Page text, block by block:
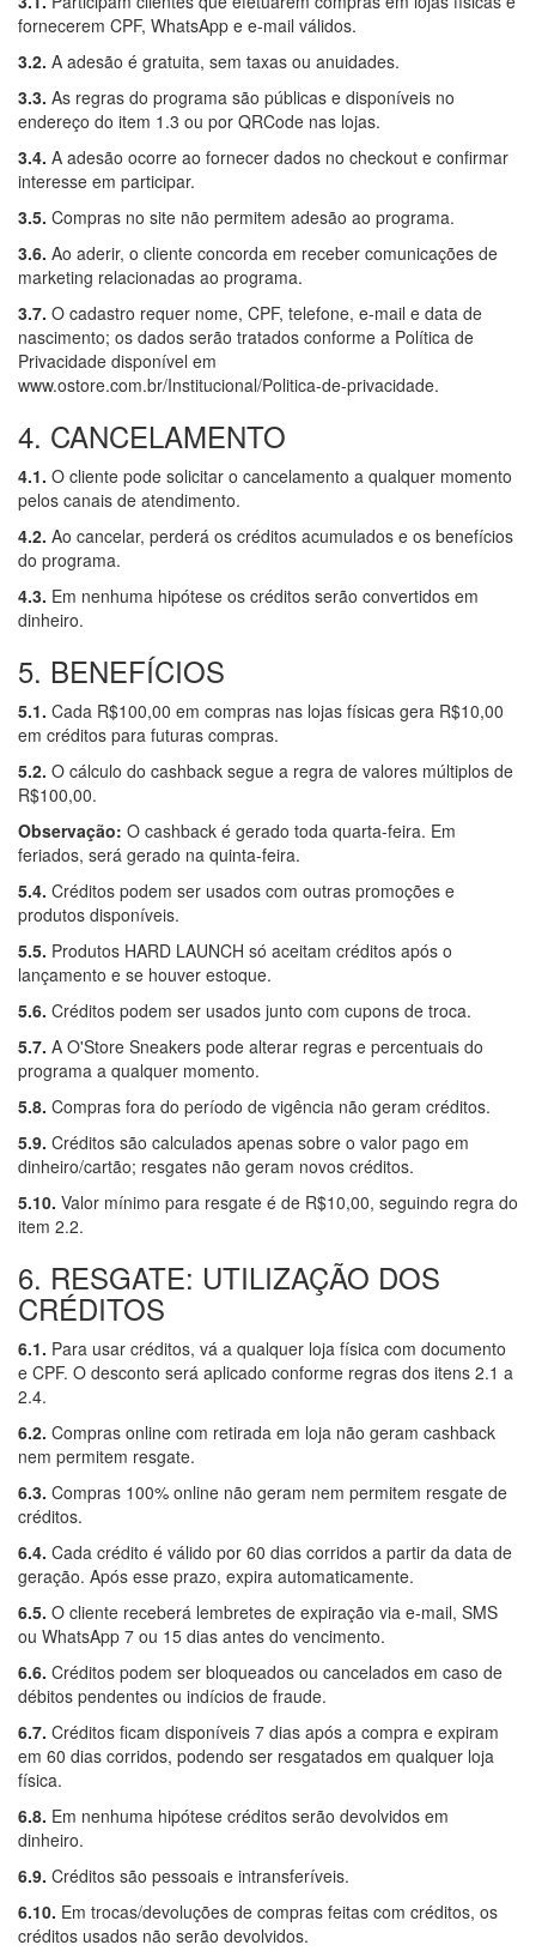
fornecerem CPF, WhatsApp e e-mail válidos.
3.2. A adesão é gratuita, sem taxas ou anuidades.
3.3. As regras do programa são públicas e disponíveis no
endereço do item 1.3 ou por QRCode nas lojas.
3.4. A adesão ocorre ao fornecer dados no checkout e confirmar
interesse em participar.
3.5. Compras no site não permitem adesão ao programa.
3.6. Ao aderir, o cliente concorda em receber comunicações de
marketing relacionadas ao programa.
3.7. O cadastro requer nome, CPF, telefone, e-mail e data de
nascimento; os dados serão tratados conforme a Política de
Privacidade disponível em
www.ostore.com.br/Institucional/Politica-de-privacidade.
4. CANCELAMENTO
4.1. O cliente pode solicitar o cancelamento a qualquer momento
pelos canais de atendimento.
4.2. Ao cancelar, perderá os créditos acumulados e os benefícios
do programa.
4.3. Em nenhuma hipótese os créditos serão convertidos em
dinheiro.
5. BENEFÍCIOS
5.1. Cada R$100,00 em compras nas lojas físicas gera R$10,00
em créditos para futuras compras.
5.2. O cálculo do cashback segue a regra de valores múltiplos de
R$100,00.
Observação: O cashback é gerado toda quarta-feira. Em
feriados, será gerado na quinta-feira.
5.4. Créditos podem ser usados com outras promoções e
produtos disponíveis.
5.5. Produtos HARD LAUNCH só aceitam créditos após o
lançamento e se houver estoque.
5.6. Créditos podem ser usados junto com cupons de troca.
5.7. A O'Store Sneakers pode alterar regras e percentuais do
programa a qualquer momento.
5.8. Compras fora do período de vigência não geram créditos.
5.9. Créditos são calculados apenas sobre o valor pago em
dinheiro/cartão; resgates não geram novos créditos.
5.10. Valor mínimo para resgate é de R$10,00, seguindo regra do
item 2.2.
6. RESGATE: UTILIZAÇÃO DOS
CRÉDITOS
6.1. Para usar créditos, vá a qualquer loja física com documento
e CPF. O desconto será aplicado conforme regras dos itens 2.1 a
2.4.
6.2. Compras online com retirada em loja não geram cashback
nem permitem resgate.
6.3. Compras 100% online não geram nem permitem resgate de
créditos.
6.4. Cada crédito é válido por 60 dias corridos a partir da data de
geração. Após esse prazo, expira automaticamente.
6.5. O cliente receberá lembretes de expiração via e-mail, SMS
ou WhatsApp 7 ou 15 dias antes do vencimento.
6.6. Créditos podem ser bloqueados ou cancelados em caso de
débitos pendentes ou indícios de fraude.
6.7. Créditos ficam disponíveis 7 dias após a compra e expiram
em 60 dias corridos, podendo ser resgatados em qualquer loja
física.
6.8. Em nenhuma hipótese créditos serão devolvidos em
dinheiro.
6.9. Créditos são pessoais e intransferíveis.
6.10. Em trocas/devoluções de compras feitas com créditos, os
créditos usados não serão devolvidos.